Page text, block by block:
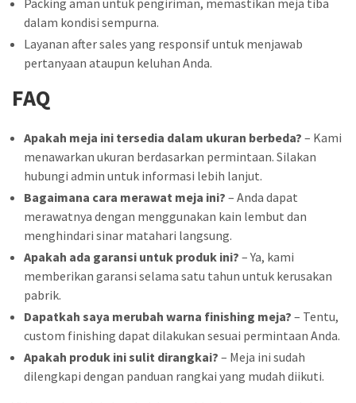
dalam kondisi sempurna.
Layanan after sales yang responsif untuk menjawab
pertanyaan ataupun keluhan Anda.
FAQ
Apakah meja ini tersedia dalam ukuran berbeda? – Kami
menawarkan ukuran berdasarkan permintaan. Silakan
hubungi admin untuk informasi lebih lanjut.
Bagaimana cara merawat meja ini? – Anda dapat
merawatnya dengan menggunakan kain lembut dan
menghindari sinar matahari langsung.
Apakah ada garansi untuk produk ini? – Ya, kami
memberikan garansi selama satu tahun untuk kerusakan
pabrik.
Dapatkah saya merubah warna finishing meja? – Tentu,
custom finishing dapat dilakukan sesuai permintaan Anda.
Apakah produk ini sulit dirangkai? – Meja ini sudah
dilengkapi dengan panduan rangkai yang mudah diikuti.